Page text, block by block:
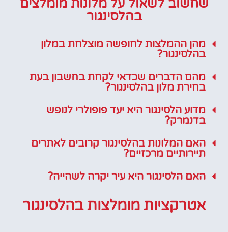
שחשוב לשאול על מלונות מומלצים
בהלסינגור
מהן ההמלצות לחופשה מוצלחת במלון
בהלסינגור?
מהם הדברים שכדאי לקחת בחשבון בעת
בחירת מלון בהלסינגור?
מדוע הלסינגור היא יעד פופולרי לנופש
בדנמרק?
האם המלונות בהלסינגור קרובים לאתרים
תיירותיים מרכזיים?
האם הלסינגור היא עיר יקרה לשהייה?
אטרקציות מומלצות בהלסינגור